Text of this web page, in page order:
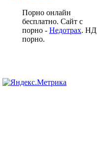
Порно онлайн
бесплатно. Сайт с
порно - Недотрах. НД
порно.